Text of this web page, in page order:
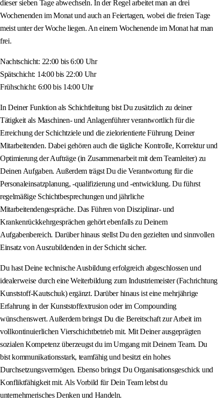
dieser sieben Tage abwechseln. In der Regel arbeitet man an drei
Wochenenden im Monat und auch an Feiertagen, wobei die freien Tage
meist unter der Woche liegen. An einem Wochenende im Monat hat man
frei.
Nachtschicht: 22:00 bis 6:00 Uhr
Spätschicht: 14:00 bis 22:00 Uhr
Frühschicht: 6:00 bis 14:00 Uhr
In Deiner Funktion als Schichtleitung bist Du zusätzlich zu deiner
Tätigkeit als Maschinen- und Anlagenführer verantwortlich für die
Erreichung der Schichtziele und die zielorientierte Führung Deiner
Mitarbeitenden. Dabei gehören auch die tägliche Kontrolle, Korrektur und
Optimierung der Aufträge (in Zusammenarbeit mit dem Teamleiter) zu
Deinen Aufgaben. Außerdem trägst Du die Verantwortung für die
Personaleinsatzplanung, -qualifizierung und -entwicklung. Du führst
regelmäßige Schichtbesprechungen und jährliche
Mitarbeitendengespräche. Das Führen von Disziplinar- und
Krankenrückkehrgesprächen gehört ebenfalls zu Deinem
Aufgabenbereich. Darüber hinaus stellst Du den gezielten und sinnvollen
Einsatz von Auszubildenden in der Schicht sicher.
Du hast Deine technische Ausbildung erfolgreich abgeschlossen und
idealerweise durch eine Weiterbildung zum Industriemeister (Fachrichtung
Kunststoff‑Kautschuk) ergänzt. Darüber hinaus ist eine mehrjährige
Erfahrung in der Kunststoffextrusion oder im Compounding
wünschenswert. Außerdem bringst Du die Bereitschaft zur Arbeit im
vollkontinuierlichen Vierschichtbetrieb mit. Mit Deiner ausgeprägten
sozialen Kompetenz überzeugst du im Umgang mit Deinem Team. Du
bist kommunikationsstark, teamfähig und besitzt ein hohes
Durchsetzungsvermögen. Ebenso bringst Du Organisationsgeschick und
Konfliktfähigkeit mit. Als Vorbild für Dein Team lebst du
unternehmerisches Denken und Handeln.